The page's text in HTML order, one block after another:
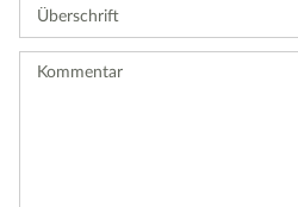
eine